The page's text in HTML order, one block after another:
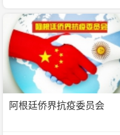
阿根廷侨界抗疫委员会